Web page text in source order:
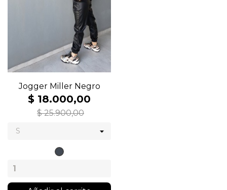
Jogger Miller Negro
$ 18.000,00
$ 25.900,00
Negro